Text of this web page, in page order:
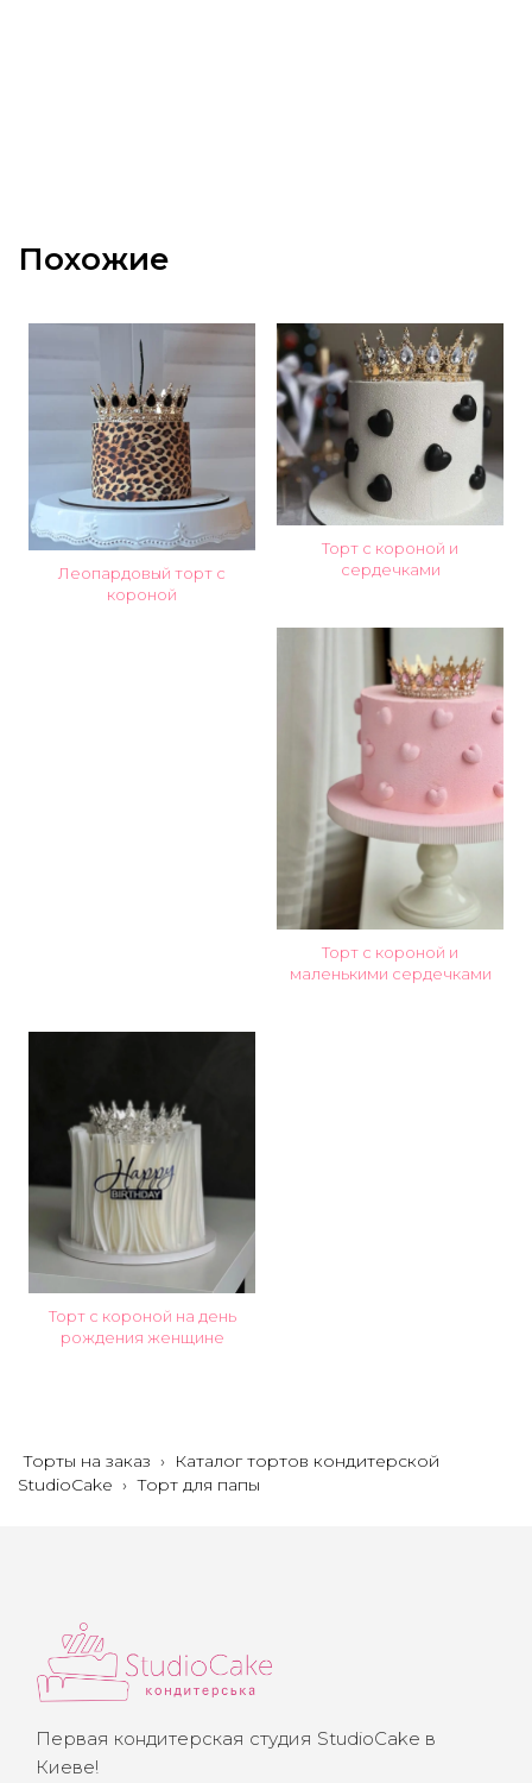
Похожие
Леопардовый торт с
короной
Торт с короной и
сердечками
Торт с короной и
маленькими сердечками
Торт с короной на день
рождения женщине
Торты на заказ › Каталог тортов кондитерской
StudioCake › Торт для папы
Первая кондитерская студия StudioCake в
Киеве!